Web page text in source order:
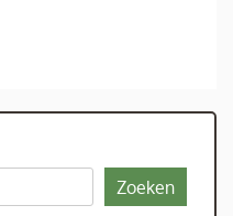
Zoeken